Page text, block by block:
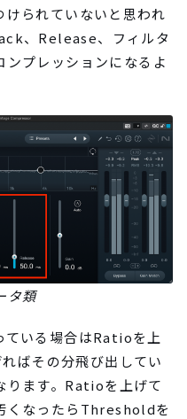
られていないと思われ
、Release、フィルタ
プレッションになるよ
タ類
ている場合はRatioを上
ばその分飛び出してい
ります。Ratioを上げて
くなったらThresholdを